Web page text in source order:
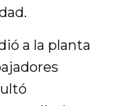
a la planta